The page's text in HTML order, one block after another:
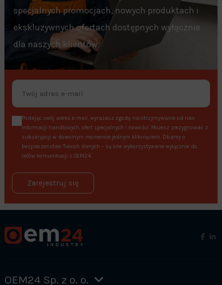
specjalnych promocjach, nowych produktach i
ekskluzywnych ofertach dostępnych wyłącznie
dla naszych klientów.
Podając swój adres e-mail, wyrażasz zgodę na otrzymywanie od nas
informacji handlowych, ofert specjalnych i nowości. Możesz zrezygnować z
subskrypcji w dowolnym momencie jednym kliknięciem. Dbamy o
bezpieczeństwo Twoich danych – są one wykorzystywane wyłącznie do
celów komunikacji z OEM24.
Zarejestruj się
OEM24 Sp. z o. o.